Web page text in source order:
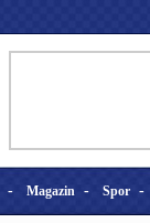
- Magazin - Spor